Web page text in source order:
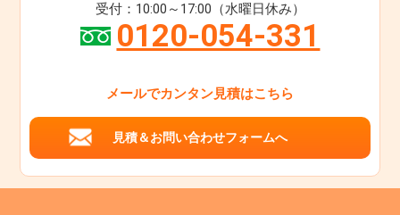
受付：10:00～17:00（水曜日休み）
0120-054-331
メールでカンタン見積はこちら
見積＆お問い合わせフォームへ